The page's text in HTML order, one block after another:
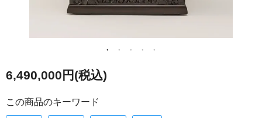
6,490,000円(税込)
この商品のキーワード